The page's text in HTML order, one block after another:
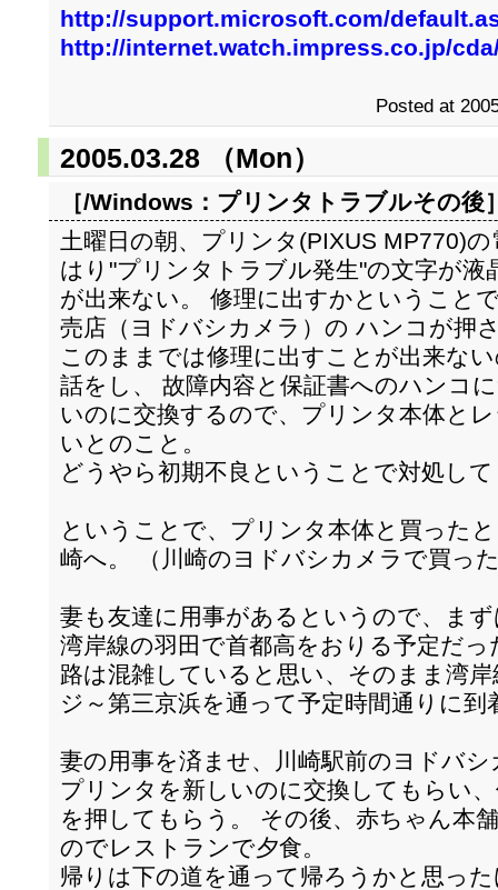
http://support.microsoft.com/
http://internet.watch.impress.co.jp/
Posted at
2005.03.28 （Mon）
［/Windows： プリンタトラブルその後
土曜日の朝、プリンタ(PIXUS MP770)
はり"プリンタトラブル発生"の文字が液
が出来ない。 修理に出すかということ
売店（ヨドバシカメラ）の ハンコが押
このままでは修理に出すことが出来な
話をし、 故障内容と保証書へのハンコ
いのに交換するので、プリンタ本体と
いとのこと。
どうやら初期不良ということで対処し
ということで、プリンタ本体と買った
崎へ。 （川崎のヨドバシカメラで買っ
妻も友達に用事があるというので、ま
湾岸線の羽田で首都高をおりる予定だ
路は混雑していると思い、そのまま湾
ジ～第三京浜を通って予定時間通りに到
妻の用事を済ませ、川崎駅前のヨドバ
プリンタを新しいのに交換してもらい
を押してもらう。 その後、赤ちゃん本
のでレストランで夕食。
帰りは下の道を通って帰ろうかと思っ